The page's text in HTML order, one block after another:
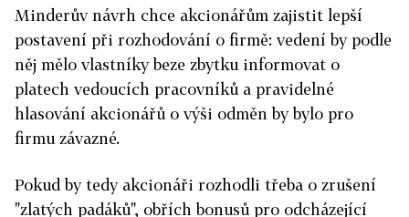
Minderův návrh chce akcionářům zajistit lepší
postavení při rozhodování o firmě: vedení by podle
něj mělo vlastníky beze zbytku informovat o
platech vedoucích pracovníků a pravidelné
hlasování akcionářů o výši odměn by bylo pro
firmu závazné.
Pokud by tedy akcionáři rozhodli třeba o zrušení
"zlatých padáků", obřích bonusů pro odcházející